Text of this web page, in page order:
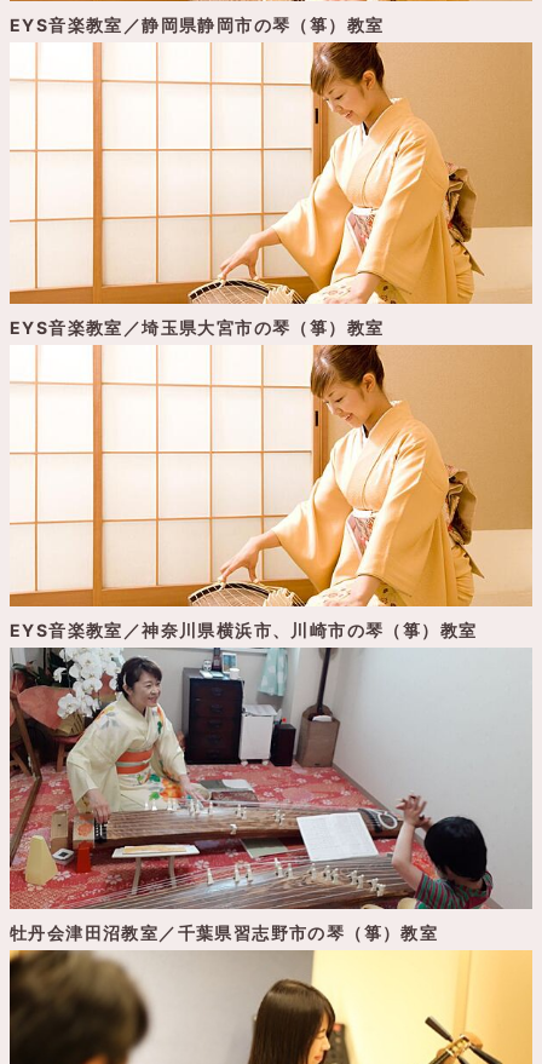
EYS音楽教室／静岡県静岡市の琴（箏）教室
EYS音楽教室／埼玉県大宮市の琴（箏）教室
EYS音楽教室／神奈川県横浜市、川崎市の琴（箏）教室
牡丹会津田沼教室／千葉県習志野市の琴（箏）教室